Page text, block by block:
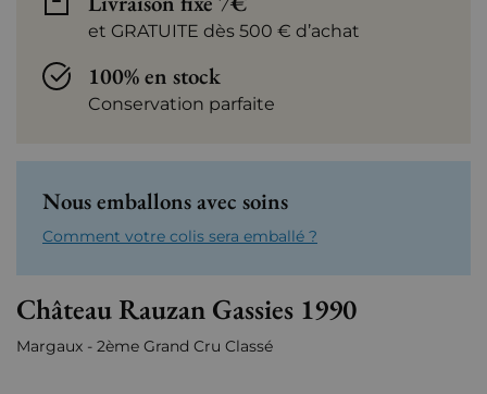
et GRATUITE dès 500 € d’achat
100% en stock
Conservation parfaite
Nous emballons avec soins
Comment votre colis sera emballé ?
Château Rauzan Gassies 1990
Margaux - 2ème Grand Cru Classé